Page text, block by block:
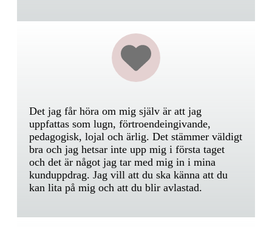
Det jag får höra om mig själv är att jag
uppfattas som lugn, förtroendeingivande,
pedagogisk, lojal och ärlig. Det stämmer väldigt
bra och jag hetsar inte upp mig i första taget
och det är något jag tar med mig in i mina
kunduppdrag. Jag vill att du ska känna att du
kan lita på mig och att du blir avlastad.